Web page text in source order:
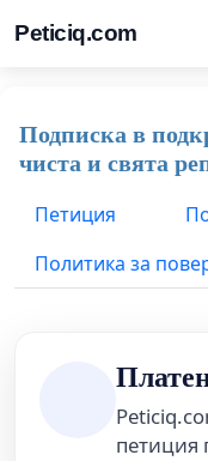
Peticiq.com
Подписка в
чиста и свята
Петиция
Политика за
петиция